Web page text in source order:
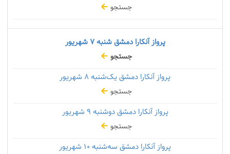
جستجو
پرواز آنکارا دمشق شنبه۷ شهریور
جستجو
پرواز آنکارا دمشق یک‌شنبه
جستجو
پرواز آنکارا دمشق دوشنبه
جستجو
پرواز آنکارا دمشق سه‌شنبه